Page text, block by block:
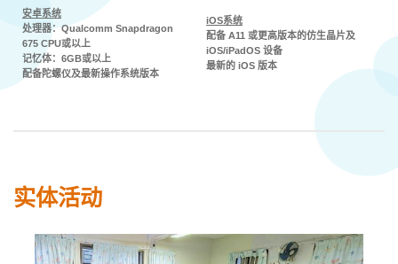
安卓系统
处理器：Qualcomm Snapdragon
675 CPU或以上
记忆体：6GB或以上
配备陀螺仪及最新操作系统版本
iOS系统
配备 A11 或更高版本的仿生晶片及
iOS/iPadOS 设备
最新的 iOS 版本
实体活动